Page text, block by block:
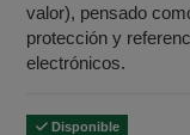
valor), pensado
protección y
electrónicos.
Disponible